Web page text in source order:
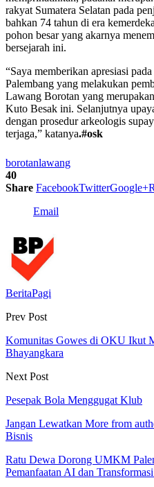
rakyat Sumatera Selatan pada
bahkan 74 tahun di era
pohon besar yang akarnya
bersejarah ini.
“Saya memberikan apresiasi
Palembang yang melakukan
Lawang Borotan yang
Kuto Besak ini. Selanjutnya
dengan prosedur arkeologis
terjaga,” katanya.#osk
borotanlawang
40
Share FacebookTwitterGoogle+
Email
BeritaPagi
Prev Post
Komunitas Gowes di OKU Ikut
Bhayangkara
Next Post
Pesepak Bola Menggugat Klub
Jangan Lewatkan More from
Bisnis
Ratu Dewa Dorong UMKM
Pemanfaatan AI dan